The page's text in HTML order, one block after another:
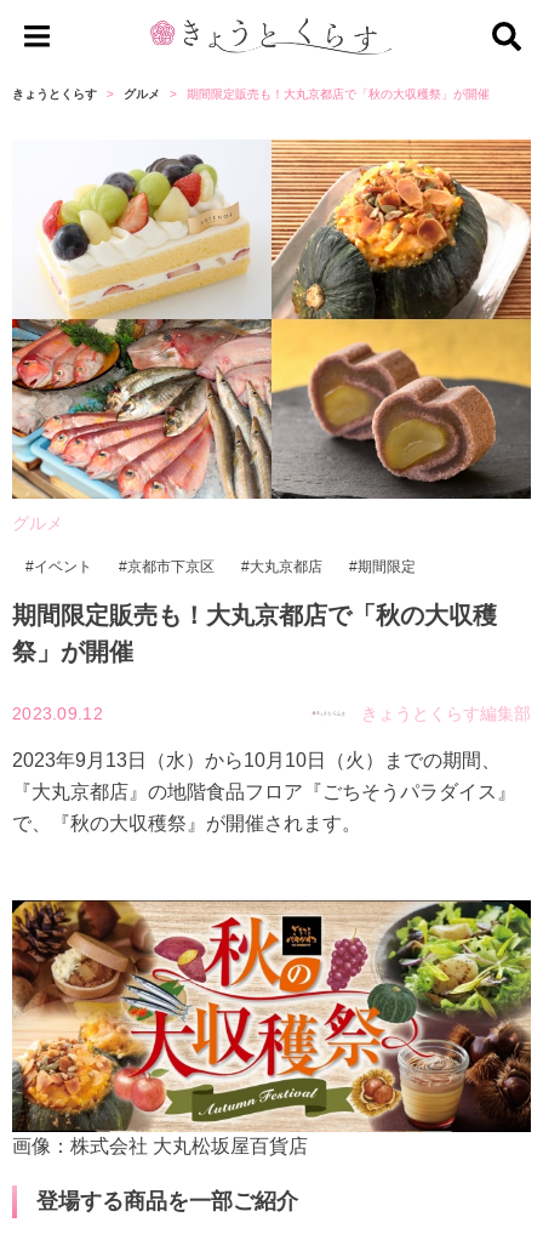
ょ
と
く
ら
す
きょうとくらす グルメ 期間限定販売も！大丸京都店で「秋の大収穫祭」が開催
グルメ
イベント 京都市下京区 大丸京都店 期間限定
期間限定販売も！大丸京都店で「秋の大収穫
祭」が開催
2023.09.12 きょうとくらす編集部
2023年9月13日（水）から10月10日（火）までの期間、
『大丸京都店』の地階食品フロア『ごちそうパラダイス』
で、『秋の大収穫祭』が開催されます。
画像：株式会社 大丸松坂屋百貨店
登場する商品を一部ご紹介